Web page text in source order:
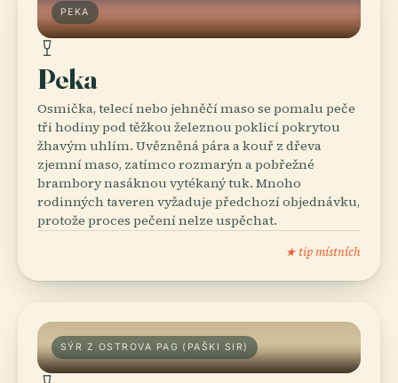
PEKA
Peka
Osmička, telecí nebo jehněčí maso se pomalu peče
tři hodiny pod těžkou železnou poklicí pokrytou
žhavým uhlím. Uvězněná pára a kouř z dřeva
zjemní maso, zatímco rozmarýn a pobřežné
brambory nasáknou vytékaný tuk. Mnoho
rodinných taveren vyžaduje předchozí objednávku,
protože proces pečení nelze uspěchat.
★ tip místních
SÝR Z OSTROVA PAG (PAŠKI SIR)